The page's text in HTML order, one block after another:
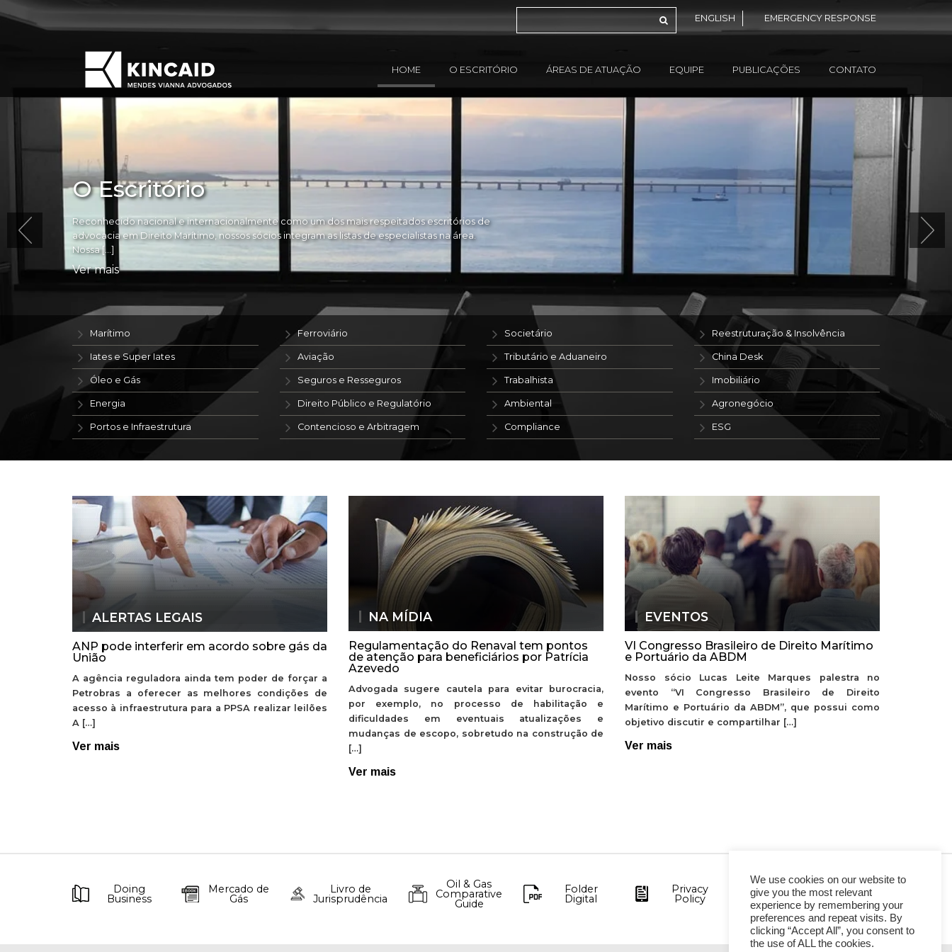
ENGLISH EMERGENCY RESPONSE
HOME O ESCRITÓRIO ÁREAS DE ATUAÇÃO EQUIPE PUBLICAÇÕES CONTATO
O Escritório
Reconhecido nacional e internacionalmente como um dos mais respeitados escritórios de
advocacia em Direito Marítimo, nossos sócios integram as listas de especialistas na área.
Nossa […]
Ver mais
Marítimo
Iates e Super Iates
Óleo e Gás
Energia
Portos e Infraestrutura
Ferroviário
Aviação
Seguros e Resseguros
Direito Público e Regulatório
Contencioso e Arbitragem
Societário
Tributário e Aduaneiro
Trabalhista
Ambiental
Compliance
Reestruturação & Insolvência
China Desk
Imobiliário
Agronegócio
ESG
ALERTAS LEGAIS
ANP pode interferir em acordo sobre gás da
União
A agência reguladora ainda tem poder de forçar a
Petrobras a oferecer as melhores condições de
acesso à infraestrutura para a PPSA realizar leilões
A […]
Ver mais
NA MÍDIA
Regulamentação do Renaval tem pontos
de atenção para beneficiários por Patrícia
Azevedo
Advogada sugere cautela para evitar burocracia,
por exemplo, no processo de habilitação e
dificuldades em eventuais atualizações e
mudanças de escopo, sobretudo na construção de
[…]
Ver mais
EVENTOS
VI Congresso Brasileiro de Direito Marítimo
e Portuário da ABDM
Nosso sócio Lucas Leite Marques palestra no
evento “VI Congresso Brasileiro de Direito
Marítimo e Portuário da ABDM”, que possui como
objetivo discutir e compartilhar […]
Ver mais
Doing
Business
Mercado de
Gás
Livro de
Jurisprudência
Oil & Gas
Comparative
Guide
Folder
Digital
Privacy
Policy
We use cookies on our website to
give you the most relevant
experience by remembering your
preferences and repeat visits. By
clicking “Accept All”, you consent to
the use of ALL the cookies.